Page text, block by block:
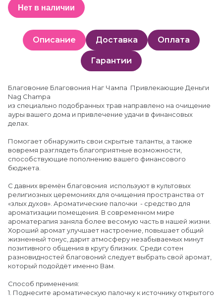
Нет в наличии
Описание Доставка Оплата
Гарантии
Благовоние Благовония Наг Чампа Привлекающие Деньги
Nag Champa
из специально подобранных трав направлено на очищение
ауры вашего дома и привлечение удачи в финансовых
делах.
Помогает обнаружить свои скрытые таланты, а также
вовремя разглядеть благоприятные возможности,
способствующие пополнению вашего финансового
бюджета.
С давних времён благовония используют в культовых
религиозных церемониях для очищения пространства от
«злых духов». Ароматические палочки - средство для
ароматизации помещения. В современном мире
ароматерапия заняла более весомую часть в нашей жизни.
Хороший аромат улучшает настроение, повышает общий
жизненный тонус, дарит атмосферу незабываемых минут
позитивного общения в кругу близких. Среди сотен
разновидностей благовоний следует выбрать свой аромат,
который подойдёт именно Вам.
Способ применения:
1. Поднесите ароматическую палочку к источнику открытого